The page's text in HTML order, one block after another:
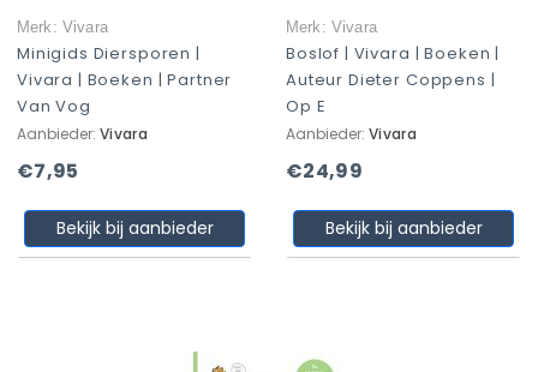
Merk: Vivara
Minigids Diersporen |
Vivara | Boeken | Partner
Van Vog
Aanbieder: Vivara
€7,95
Bekijk bij aanbieder
Merk: Vivara
Boslof | Vivara | Boeken |
Auteur Dieter Coppens |
Op E
Aanbieder: Vivara
€24,99
Bekijk bij aanbieder